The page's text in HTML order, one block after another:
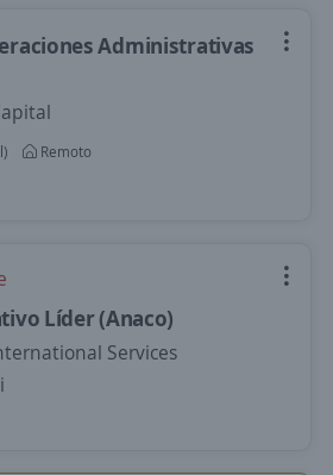
Administrativas
Remoto
Líder (Anaco)
Services